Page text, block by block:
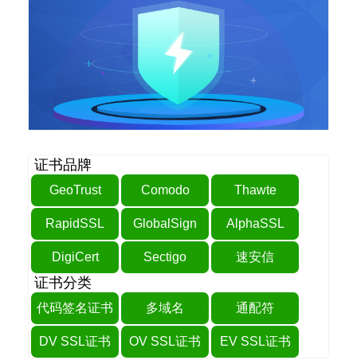
证书品牌
GeoTrust Comodo Thawte
RapidSSL GlobalSign AlphaSSL
DigiCert Sectigo 速安信
证书分类
代码签名证书 多域名 通配符
DV SSL证书 OV SSL证书 EV SSL证书